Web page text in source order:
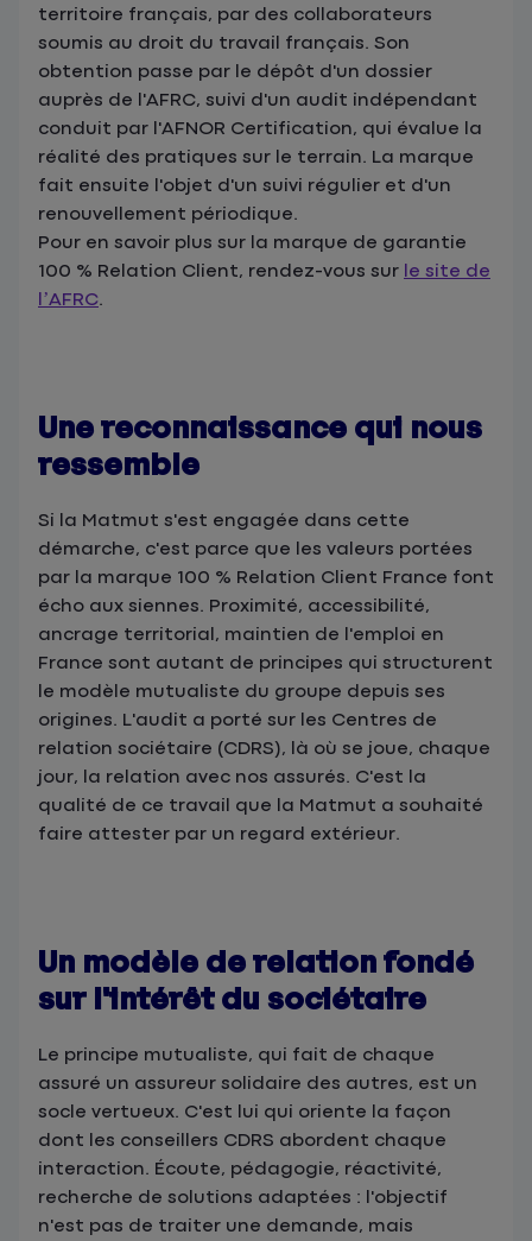
territoire français, par des collaborateurs
soumis au droit du travail français. Son
obtention passe par le dépôt d'un dossier
auprès de l'AFRC, suivi d'un audit indépendant
conduit par l'AFNOR Certification, qui évalue la
réalité des pratiques sur le terrain. La marque
fait ensuite l'objet d'un suivi régulier et d'un
renouvellement périodique.
Pour en savoir plus sur la marque de garantie
100 % Relation Client, rendez-vous sur le site de
l’AFRC.
Une reconnaissance qui nous
ressemble
Si la Matmut s'est engagée dans cette
démarche, c'est parce que les valeurs portées
par la marque 100 % Relation Client France font
écho aux siennes. Proximité, accessibilité,
ancrage territorial, maintien de l'emploi en
France sont autant de principes qui structurent
le modèle mutualiste du groupe depuis ses
origines. L'audit a porté sur les Centres de
relation sociétaire (CDRS), là où se joue, chaque
jour, la relation avec nos assurés. C'est la
qualité de ce travail que la Matmut a souhaité
faire attester par un regard extérieur.
Un modèle de relation fondé
sur l'intérêt du sociétaire
Le principe mutualiste, qui fait de chaque
assuré un assureur solidaire des autres, est un
socle vertueux. C'est lui qui oriente la façon
dont les conseillers CDRS abordent chaque
interaction. Écoute, pédagogie, réactivité,
recherche de solutions adaptées : l'objectif
n'est pas de traiter une demande, mais